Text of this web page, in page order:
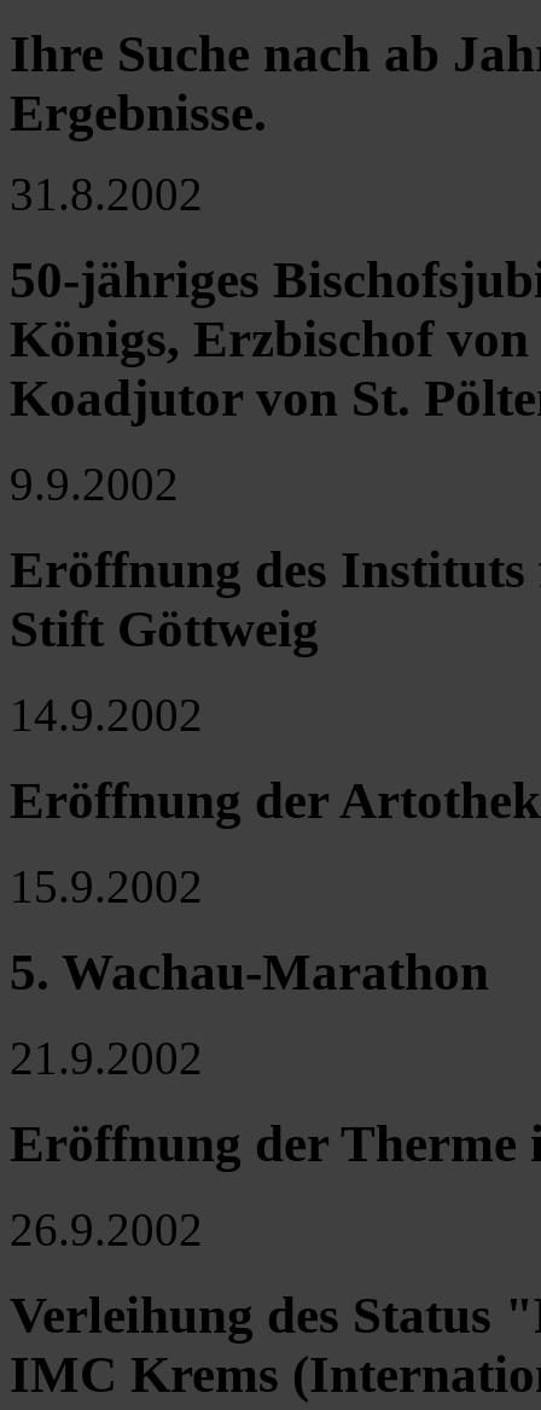
Ihre Suche nach ab
Ergebnisse.
31.8.2002
50-jähriges
Königs, Erzbischof
Koadjutor von St.
9.9.2002
Eröffnung des
Stift Göttweig
14.9.2002
Eröffnung der
15.9.2002
5. Wachau-Marathon
21.9.2002
Eröffnung der Therme
26.9.2002
Verleihung des Status
IMC Krems